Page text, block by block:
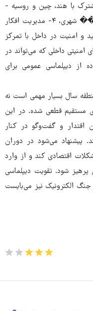
با هند، چین و روسیه -
ارتقای توان جنگ سایبری و پدافند غیرعام�� شهری، ۴- مدیریت افکار
و امنیت در داخل با تمرکز
امنیتی داخلی که می‌تواند در
از دیپلماسی عمومی برای
سال بسیار مهمی است نه
مستقیم قطعی شده. در این
اقتدار و گفت‌وگو در کنار
پیشنهاد می‌شود در دوران
اقتصادی کند و از وارد
شود. تقویت دیپلماسی
الکترونیک نیز می‌بایست